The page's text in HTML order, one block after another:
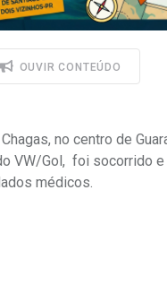
OUVIR CONTEÚDO
no centro de
VW/Gol, foi socorrido
médicos.